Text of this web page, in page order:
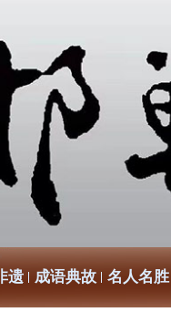
遗 成语典故 名人名胜